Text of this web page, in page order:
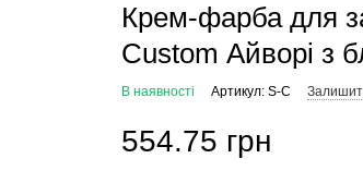
Крем-фарба для
Custom Айворі з
В наявності Артикул: S-C
554.75 грн